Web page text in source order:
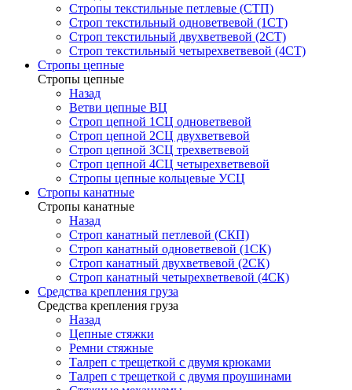
Стропы текстильные петлевые (СТП)
Строп текстильный одноветвевой (1СТ)
Строп текстильный двухветвевой (2СТ)
Строп текстильный четырехветвевой (4СТ)
Стропы цепные
Стропы цепные
Назад
Ветви цепные ВЦ
Строп цепной 1СЦ одноветвевой
Строп цепной 2СЦ двухветвевой
Строп цепной 3СЦ трехветвевой
Строп цепной 4СЦ четырехветвевой
Стропы цепные кольцевые УСЦ
Стропы канатные
Стропы канатные
Назад
Строп канатный петлевой (СКП)
Строп канатный одноветвевой (1СК)
Строп канатный двухветвевой (2СК)
Строп канатный четырехветвевой (4СК)
Средства крепления груза
Средства крепления груза
Назад
Цепные стяжки
Ремни стяжные
Талреп с трещеткой с двумя крюками
Талреп с трещеткой с двумя проушинами